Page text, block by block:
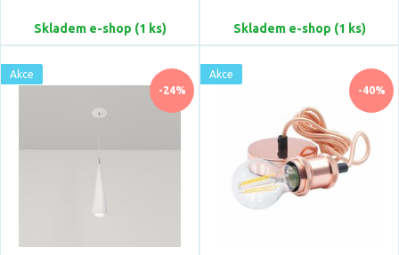
Skladem e-shop (1 ks) Skladem e-shop (1 ks)
-24%
Akce
-40%
Akce